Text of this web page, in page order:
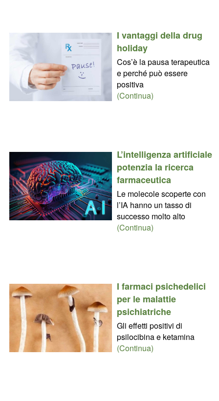
I vantaggi della drug
holiday
Cos’è la pausa terapeutica
e perché può essere
positiva
(Continua)
L’intelligenza artificiale
potenzia la ricerca
farmaceutica
Le molecole scoperte con
l’IA hanno un tasso di
successo molto alto
(Continua)
I farmaci psichedelici
per le malattie
psichiatriche
Gli effetti positivi di
psilocibina e ketamina
(Continua)